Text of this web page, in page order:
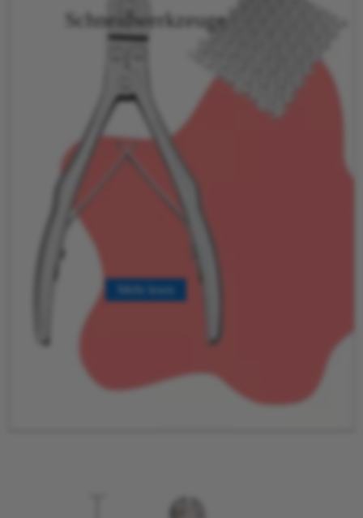
Schneidwerkzeuge
Mehr lesen